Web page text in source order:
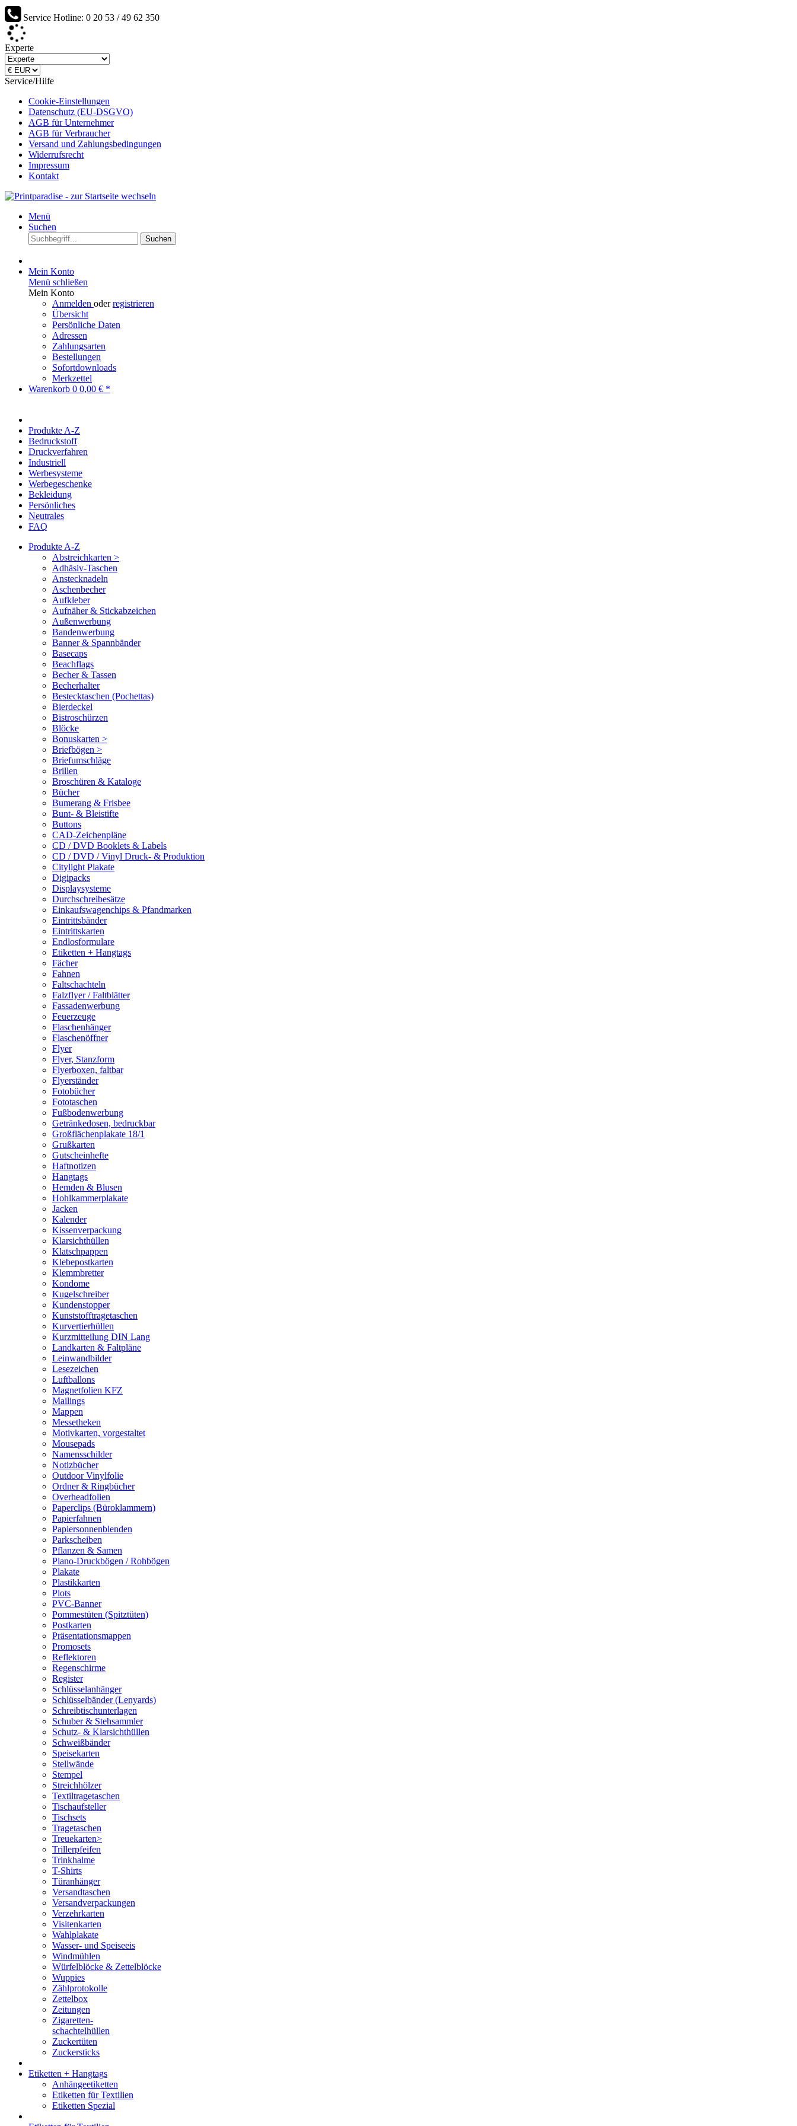
Service Hotline: 0 20 53 / 49 62 350
Experte
Service/Hilfe
Cookie-Einstellungen
Datenschutz (EU-DSGVO)
AGB für Unternehmer
AGB für Verbraucher
Versand und Zahlungsbedingungen
Widerrufsrecht
Impressum
Kontakt
Menü
Suchen
Suchen
Mein Konto
Menü schließen
Mein Konto
Anmelden oderregistrieren
Übersicht
Persönliche Daten
Adressen
Zahlungsarten
Bestellungen
Sofortdownloads
Merkzettel
Warenkorb 0 0,00 € *
Produkte A-Z
Bedruckstoff
Druckverfahren
Industriell
Werbesysteme
Werbegeschenke
Bekleidung
Persönliches
Neutrales
FAQ
Produkte A-Z
Abstreichkarten >
Adhäsiv-Taschen
Anstecknadeln
Aschenbecher
Aufkleber
Aufnäher & Stickabzeichen
Außenwerbung
Bandenwerbung
Banner & Spannbänder
Basecaps
Beachflags
Becher & Tassen
Becherhalter
Bestecktaschen (Pochettas)
Bierdeckel
Bistroschürzen
Blöcke
Bonuskarten >
Briefbögen >
Briefumschläge
Brillen
Broschüren & Kataloge
Bücher
Bumerang & Frisbee
Bunt- & Bleistifte
Buttons
CAD-Zeichenpläne
CD / DVD Booklets & Labels
CD / DVD / Vinyl Druck- & Produktion
Citylight Plakate
Digipacks
Displaysysteme
Durchschreibesätze
Einkaufswagenchips & Pfandmarken
Eintrittsbänder
Eintrittskarten
Endlosformulare
Etiketten + Hangtags
Fächer
Fahnen
Faltschachteln
Falzflyer / Faltblätter
Fassadenwerbung
Feuerzeuge
Flaschenhänger
Flaschenöffner
Flyer
Flyer, Stanzform
Flyerboxen, faltbar
Flyerständer
Fotobücher
Fototaschen
Fußbodenwerbung
Getränkedosen, bedruckbar
Großflächenplakate 18/1
Grußkarten
Gutscheinhefte
Haftnotizen
Hangtags
Hemden & Blusen
Hohlkammerplakate
Jacken
Kalender
Kissenverpackung
Klarsichthüllen
Klatschpappen
Klebepostkarten
Klemmbretter
Kondome
Kugelschreiber
Kundenstopper
Kunststofftragetaschen
Kurvertierhüllen
Kurzmitteilung DIN Lang
Landkarten & Faltpläne
Leinwandbilder
Lesezeichen
Luftballons
Magnetfolien KFZ
Mailings
Mappen
Messetheken
Motivkarten, vorgestaltet
Mousepads
Namensschilder
Notizbücher
Outdoor Vinylfolie
Ordner & Ringbücher
Overheadfolien
Paperclips (Büroklammern)
Papierfahnen
Papiersonnenblenden
Parkscheiben
Pflanzen & Samen
Plano-Druckbögen / Rohbögen
Plakate
Plastikkarten
Plots
PVC-Banner
Pommestüten (Spitztüten)
Postkarten
Präsentationsmappen
Promosets
Reflektoren
Regenschirme
Register
Schlüsselanhänger
Schlüsselbänder (Lenyards)
Schreibtischunterlagen
Schuber & Stehsammler
Schutz- & Klarsichthüllen
Schweißbänder
Speisekarten
Stellwände
Stempel
Streichhölzer
Textiltragetaschen
Tischaufsteller
Tischsets
Tragetaschen
Treuekarten>
Trillerpfeifen
Trinkhalme
T-Shirts
Türanhänger
Versandtaschen
Versandverpackungen
Verzehrkarten
Visitenkarten
Wahlplakate
Wasser- und Speiseeis
Windmühlen
Würfelblöcke & Zettelblöcke
Wuppies
Zählprotokolle
Zettelbox
Zeitungen
Zigaretten-
schachtelhüllen
Zuckertüten
Zuckersticks
Etiketten + Hangtags
Anhängeetiketten
Etiketten für Textilien
Etiketten Spezial